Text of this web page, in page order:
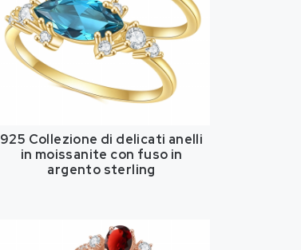
925 Collezione di delicati anelli
in moissanite con fuso in
argento sterling